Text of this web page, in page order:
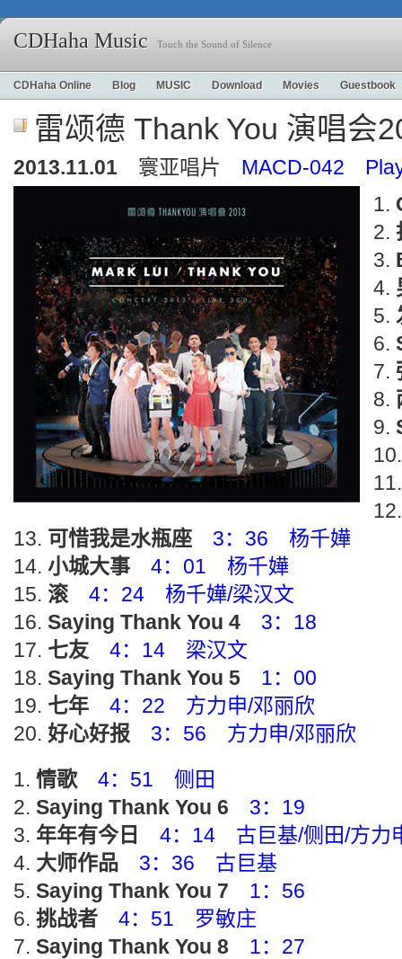
CDHaha Music Touch the Sound of Silence
CDHaha Online Blog MUSIC Download Movies Guestbook
雷颂德 Thank You 演唱会
2013.11.01 寰亚唱片 MACD-042
可惜我是水瓶座
3：36 杨千嬅
小城大事
4：01 杨千嬅
滚
4：24 杨千嬅/梁汉文
Saying Thank You 4
3：18
七友
4：14 梁汉文
Saying Thank You 5
1：00
七年
4：22 方力申/邓丽欣
好心好报
3：56 方力申/邓丽欣
情歌
4：51 侧田
Saying Thank You 6
3：19
年年有今日
4：14 古巨基/侧田/方力
大师作品
3：36 古巨基
Saying Thank You 7
1：56
挑战者
4：51 罗敏庄
Saying Thank You 8
1：27